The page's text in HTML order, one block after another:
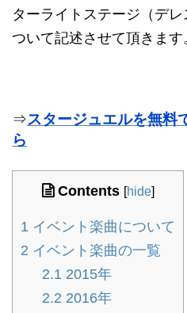
ターライトステージ（デ
ついて記述させて頂きます
⇒スタージュエルを無料
ら
Contents [hide]
1 イベント楽曲について
2 イベント楽曲の一覧
2.1 2015年
2.2 2016年